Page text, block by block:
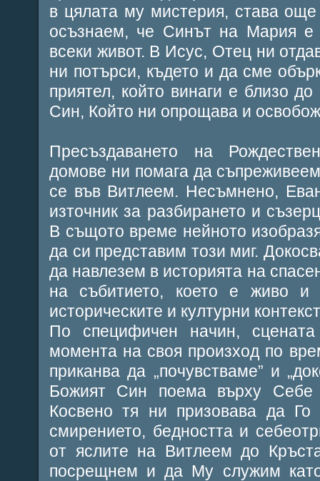
в цялата му мистерия, става още
осъзнаем, че Синът на Мария е
всеки живот. В Исус, Отец ни
ни потърси, където и да сме
приятел, който винаги е близо
Син, Който ни опрощава и
Пресъздаването на
домове ни помага да
се във Витлеем. Несъмнено,
източник за разбирането и
В същото време нейното
да си представим този миг.
да навлезем в историята на
на събитието, което е живо и
историческите и културни
По специфичен начин,
момента на своя произход по
приканва да „почувстваме” и
Божият Син поема върху
Косвено тя ни призовава да
смирението, бедността и
от яслите на Витлеем до
посрещнем и да Му служим